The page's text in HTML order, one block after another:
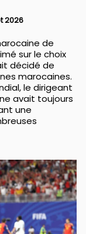
2026
de
sur le choix
décidé de
marocaines.
le dirigeant
avait toujours
une